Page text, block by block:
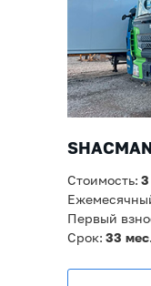
Стоимость: 3
Первый
Срок: 33